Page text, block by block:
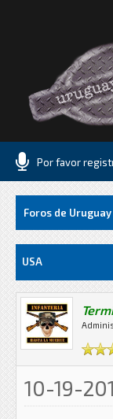
Por favor
Foros de
USA
10-19-